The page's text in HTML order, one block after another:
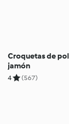
Croquetas de
jamón
4 (567)